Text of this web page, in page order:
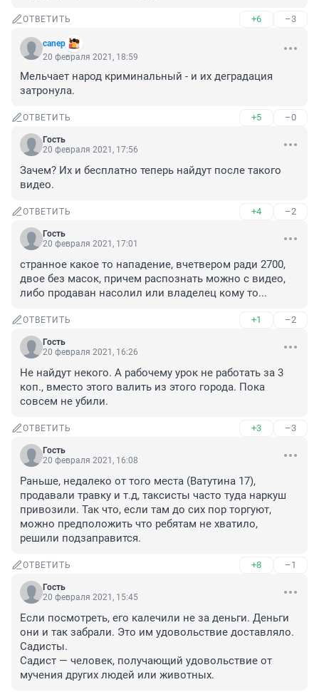
ОТВЕТИТЬ +6 –3
canep
20 февраля 2021, 18:59
Мельчает народ криминальный - и их деградация
затронула.
ОТВЕТИТЬ +5 –0
Гость
20 февраля 2021, 17:56
Зачем? Их и бесплатно теперь найдут после такого
видео.
ОТВЕТИТЬ +4 –2
Гость
20 февраля 2021, 17:01
странное какое то нападение, вчетвером ради 2700,
двое без масок, причем распознать можно с видео,
либо продаван насолил или владелец кому то...
ОТВЕТИТЬ +1 –2
Гость
20 февраля 2021, 16:26
Не найдут некого. А рабочему урок не работать за 3
коп., вместо этого валить из этого города. Пока
совсем не убили.
ОТВЕТИТЬ +3 –3
Гость
20 февраля 2021, 16:08
Раньше, недалеко от того места (Ватутина 17),
продавали травку и т.д, таксисты часто туда наркуш
привозили. Так что, если там до сих пор торгуют,
можно предположить что ребятам не хватило,
решили подзаправится.
ОТВЕТИТЬ +8 –1
Гость
20 февраля 2021, 15:45
Если посмотреть, его калечили не за деньги. Деньги
они и так забрали. Это им удовольствие доставляло.
Садисты.
Садист — человек, получающий удовольствие от
мучения других людей или животных.